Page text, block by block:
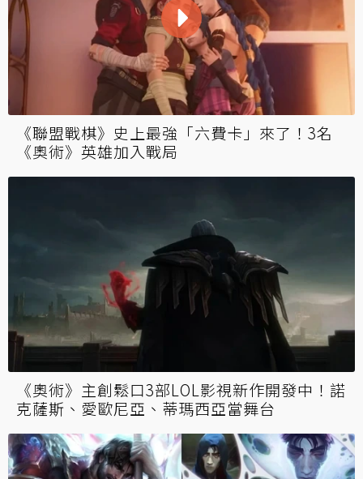
《聯盟戰棋》史上最強「六費卡」來了！3名
《奧術》英雄加入戰局
《奧術》主創鬆口3部LOL影視新作開發中！諾
克薩斯、愛歐尼亞、蒂瑪西亞當舞台